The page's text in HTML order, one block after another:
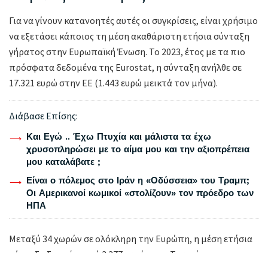
Για να γίνουν κατανοητές αυτές οι συγκρίσεις, είναι χρήσιμο
να εξετάσει κάποιος τη μέση ακαθάριστη ετήσια σύνταξη
γήρατος στην Ευρωπαϊκή Ένωση. Το 2023, έτος με τα πιο
πρόσφατα δεδομένα της Eurostat, η σύνταξη ανήλθε σε
17.321 ευρώ στην ΕΕ (1.443 ευρώ μεικτά τον μήνα).
Διάβασε Επίσης:
Και Εγώ .. Έχω Πτυχία και μάλιστα τα έχω
χρυσοπληρώσει με το αίμα μου και την αξιοπρέπεια
μου καταλάβατε ;
Είναι ο πόλεμος στο Ιράν η «Οδύσσεια» του Τραμπ;
Οι Αμερικανοί κωμικοί «στολίζουν» τον πρόεδρο των
ΗΠΑ
Μεταξύ 34 χωρών σε ολόκληρη την Ευρώπη, η μέση ετήσια